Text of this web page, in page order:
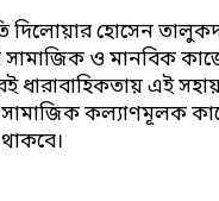
দিলোয়ার হোসেন
সামাজিক ও মানবিক
ধারাবাহিকতায় এই
কল্যাণমূলক